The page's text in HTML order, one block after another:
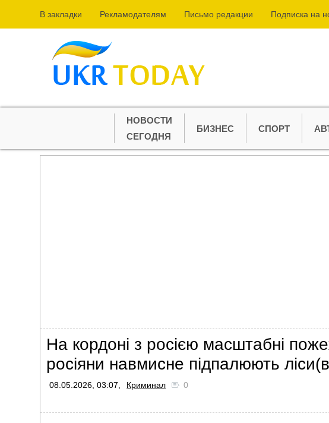
В закладки Рекламодателям Письмо редакции Подпиcка на
НОВОСТИ
СЕГОДНЯ
БИЗНЕС СПОРТ
На кордоні з росією масштабні
росіяни навмисне підпалюють
08.05.2026, 03:07, Криминал 0